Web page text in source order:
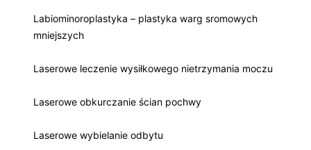
Labiominoroplastyka – plastyka warg sromowych
mniejszych
Laserowe leczenie wysiłkowego nietrzymania moczu
Laserowe obkurczanie ścian pochwy
Laserowe wybielanie odbytu